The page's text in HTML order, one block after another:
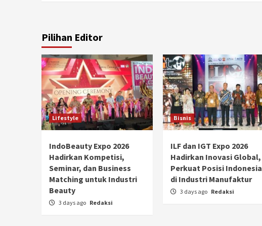
Pilihan Editor
Lifestyle
IndoBeauty Expo 2026
Hadirkan Kompetisi,
Seminar, dan Business
Matching untuk Industri
Beauty
3 days ago Redaksi
Bisnis
ILF dan IGT Expo 2026
Hadirkan Inovasi Global,
Perkuat Posisi Indonesia
di Industri Manufaktur
3 days ago Redaksi